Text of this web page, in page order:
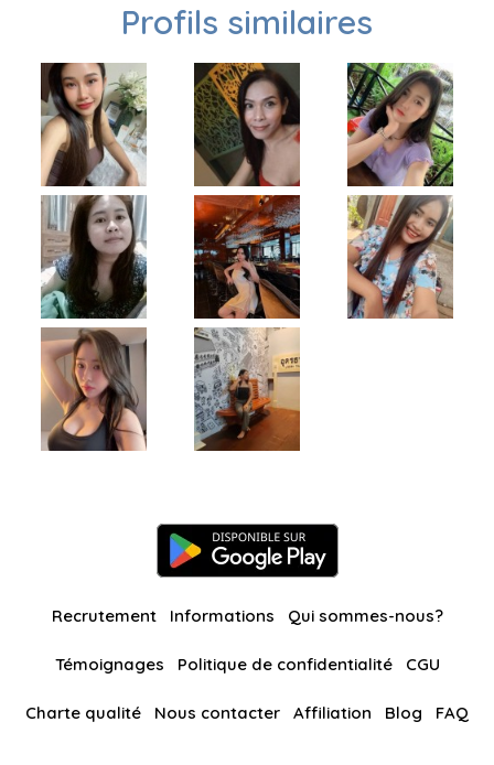
Profils similaires
Recrutement Informations Qui sommes-nous?
Témoignages Politique de confidentialité CGU
Charte qualité Nous contacter Affiliation Blog FAQ